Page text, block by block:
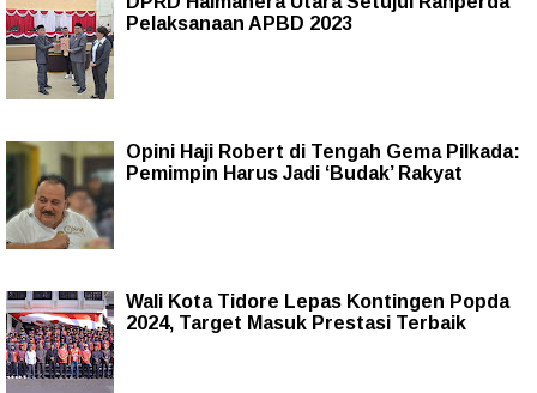
Pelaksanaan APBD 2023
Opini Haji Robert di Tengah Gema Pilkada:
Pemimpin Harus Jadi ‘Budak’ Rakyat
Wali Kota Tidore Lepas Kontingen Popda
2024, Target Masuk Prestasi Terbaik